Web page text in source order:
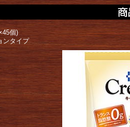
個)
タイプ